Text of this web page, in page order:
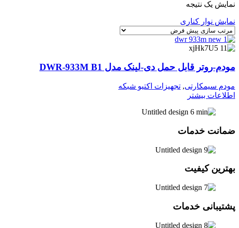
نمایش یک نتیجه
نمایش نوار کناری
مودم-روتر قابل حمل دی-لینک مدل DWR-933M B1
مودم سیمکارتی, تجهیزات اکتیو شبکه
اطلاعات بیشتر
ضمانت خدمات
بهترین کیفیت
پشتیبانی خدمات